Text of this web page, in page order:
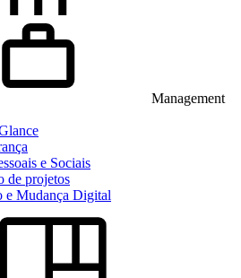
Management
e Sociais
de projetos
e Mudança Digital